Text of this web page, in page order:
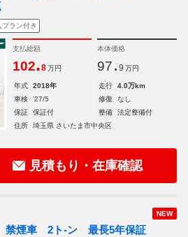
プラン付き
支払総額
102.8 万円
本体価格
97. 9 万円
年式 2018年 走行
4.0万km
車検
'27/5 修復
なし
保証
保証付 整備
法定整備付
住所
埼玉県 さいたま市中央区
見積もり・在庫確認
NEW
禁煙車 2ト-ン 最長5年保証